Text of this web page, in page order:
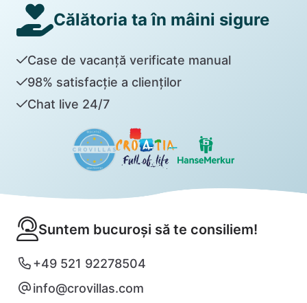
Călătoria ta în mâini sigure
Case de vacanță verificate manual
98% satisfacție a clienților
Chat live 24/7
Suntem bucuroși să te consiliem!
+49 521 92278504
info@crovillas.com